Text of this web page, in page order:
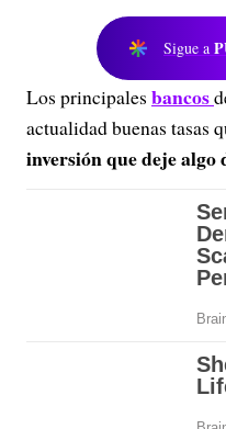
Sigue a
Los principales bancos
actualidad buenas tasas
inversión que deje algo